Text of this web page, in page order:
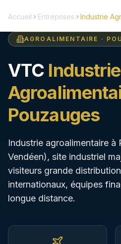
Nos Services
Destinations
HUBS SPÉCIALISÉS
Aéroport Nantes
Transferts NTE 24h/24
TGV Paris & connexions
Accueil Entreprises Industrie
AGROALIMENTAIRE ·
VTC Industrie
Pouzauges
Industrie agroalimentaire
Vendéen), site industriel
visiteurs grande
internationaux, équipes
longue distance.